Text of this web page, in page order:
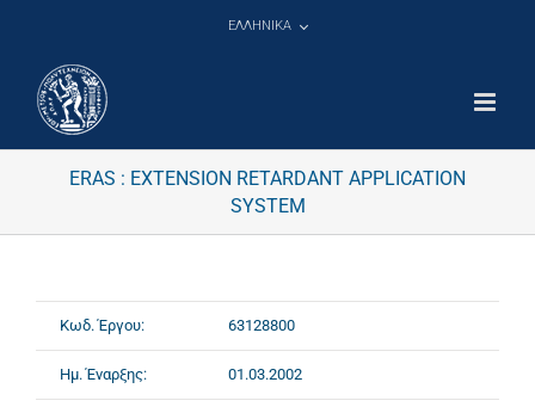
ΕΛΛΗΝΙΚΑ
ERAS : EXTENSION RETARDANT APPLICATION
SYSTEM
Κωδ. Έργου: 63128800
Ημ. Έναρξης: 01.03.2002